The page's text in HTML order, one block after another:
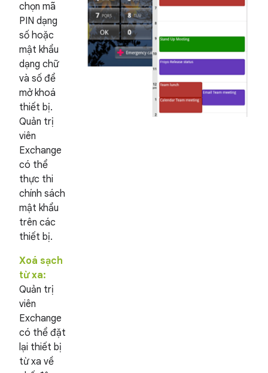
chọn mã
PIN dạng
số hoặc
mật khẩu
dạng chữ
và số để
mở khoá
thiết bị.
Quản trị
viên
Exchange
có thể
thực thi
chính sách
mật khẩu
trên các
thiết bị.
Xoá sạch
từ xa:
Quản trị
viên
Exchange
có thể đặt
lại thiết bị
từ xa về